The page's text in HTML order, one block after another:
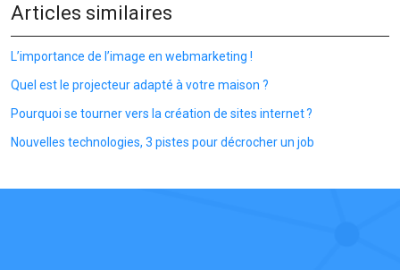
Articles similaires
L’importance de l’image en webmarketing !
Quel est le projecteur adapté à votre maison ?
Pourquoi se tourner vers la création de sites internet ?
Nouvelles technologies, 3 pistes pour décrocher un job